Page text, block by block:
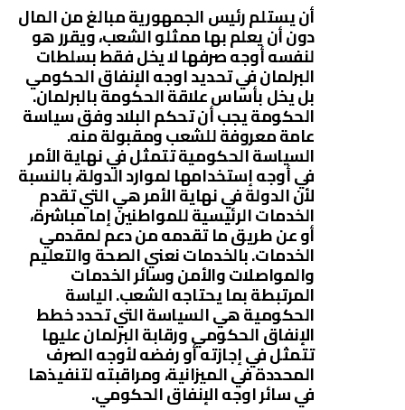
أن يستلم رئيس الجمهورية مبالغ من المال
دون أن يعلم بها ممثلو الشعب، ويقرر هو
لنفسه أوجه صرفها لا يخل فقط بسلطات
البرلمان في تحديد اوجه الإنفاق الحكومي
بل يخل بأساس علاقة الحكومة بالبرلمان.
الحكومة يجب أن تحكم البلاد وفق سياسة
عامة معروفة للشعب ومقبولة منه.
السياسة الحكومية تتمثل في نهاية الأمر
في أوجه إستخدامها لموارد الدولة، بالنسبة
لأن الدولة في نهاية الأمر هي التي تقدم
الخدمات الرئيسية للمواطنين إما مباشرة،
أو عن طريق ما تقدمه من دعم لمقدمي
الخدمات. بالخدمات نعني الصحة والتعليم
والمواصلات والأمن وسائر الخدمات
المرتبطة بما يحتاجه الشعب. الياسة
الحكومية هي السياسة التي تحدد خطط
الإنفاق الحكومي ورقابة البرلمان عليها
تتمثل في إجازته أو رفضه لأوجه الصرف
المحددة في الميزانية، ومراقبته لتنفيذها
في سائر اوجه الإنفاق الحكومي.